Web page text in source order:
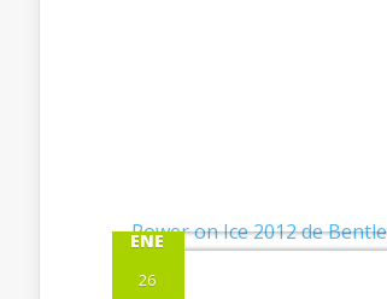
ENE
26